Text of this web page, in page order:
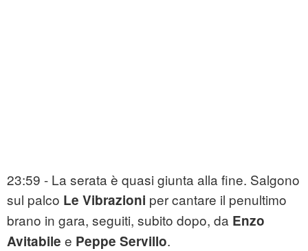
23:59 - La serata è quasi giunta alla fine. Salgono
sul palco Le Vibrazioni per cantare il penultimo
brano in gara, seguiti, subito dopo, da Enzo
Avitabile e Peppe Servillo.